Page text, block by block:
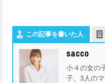
この記事を書いた人
sacco
小４の女の
子、3人の